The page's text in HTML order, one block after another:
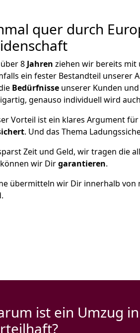
quer durch
8 Jahren ziehen wir bereits mit
ein fester Bestandteil unserer
Bedürfnisse unserer Kunden
genauso individuell wird
Vorteil ist ein klares Argument
. Und das Thema
Zeit und Geld, wir tragen die
wir Dirgarantieren.
übermitteln wir Dir innerhalb von
ist ein Umzug